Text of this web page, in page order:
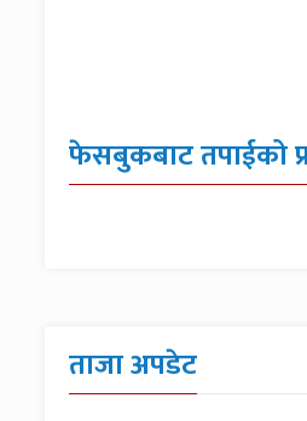
फेसबुकबाट तपाईको
ताजा अपडेट